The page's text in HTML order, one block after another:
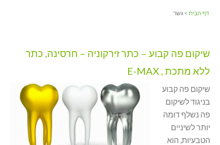
דף הבית > גשר
שיקום פה קבוע – כתר זירקוניה – חרסינה, כתר
ללא מתכת , E-MAX
שיקום פה קבוע
בניגוד לשיקום
פה נשלף דומה
יותר לשיניים
הטבעיות, הוא